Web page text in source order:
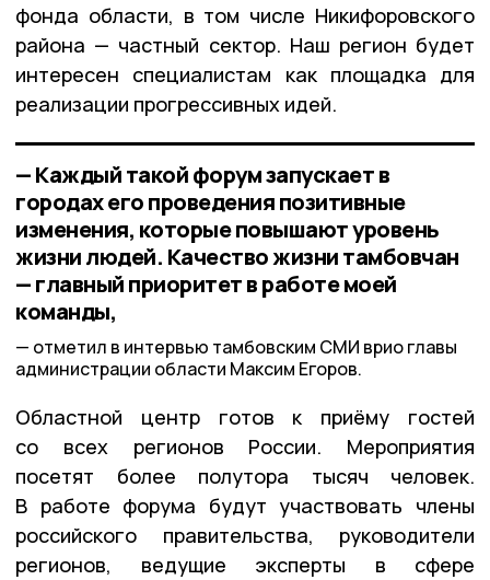
фонда области, в том числе Никифоровского
района — частный сектор. Наш регион будет
интересен специалистам как площадка для
реализации прогрессивных идей.
— Каждый такой форум запускает в
городах его проведения позитивные
изменения, которые повышают уровень
жизни людей. Качество жизни тамбовчан
— главный приоритет в работе моей
команды,
отметил в интервью тамбовским СМИ врио главы
администрации области Максим Егоров.
Областной центр готов к приёму гостей
со всех регионов России. Мероприятия
посетят более полутора тысяч человек.
В работе форума будут участвовать члены
российского правительства, руководители
регионов, ведущие эксперты в сфере